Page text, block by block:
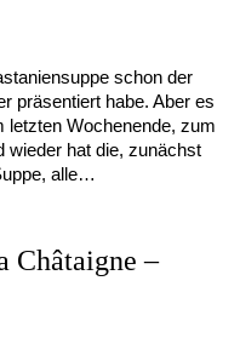
schon der
präsentiert habe. Aber es
letzten Wochenende, zum
wieder hat die, zunächst
alle…
Châtaigne –